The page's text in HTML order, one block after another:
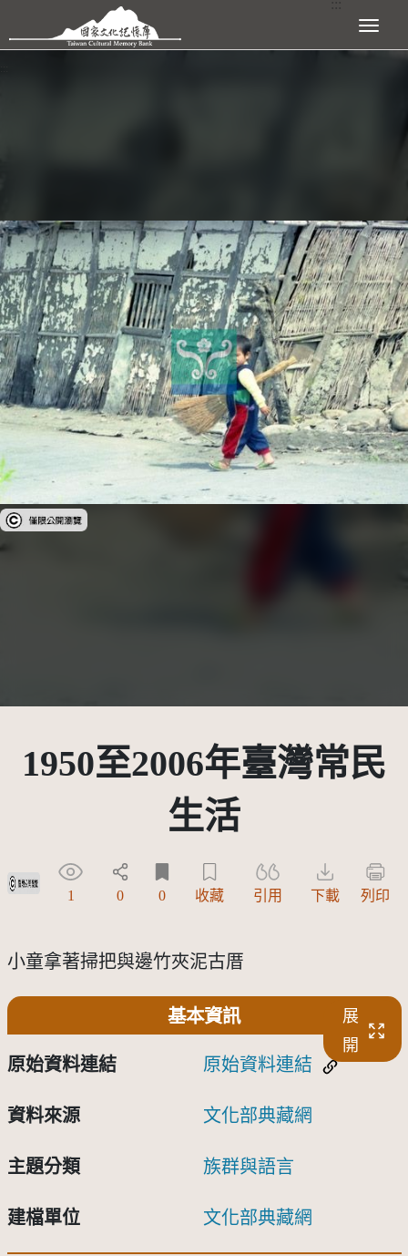
跳到主要內容區塊 展開選單
受著作權法保護-僅限於本平台有限度公開瀏覽
1950至2006年臺灣常民
生活
受著作權法保護-僅限於本平台有限度公開瀏覽
1 0 0 收藏 引用 下載 列印
小童拿著掃把與邊竹夾泥古厝
基本資訊
展
開
原始資料連結 原始資料連結
資料來源 文化部典藏網
主題分類 族群與語言
建檔單位 文化部典藏網